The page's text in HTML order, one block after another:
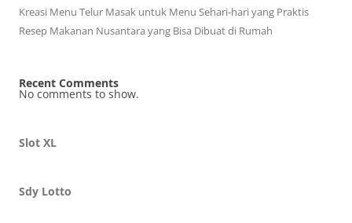
Kreasi Menu Telur Masak untuk Menu Sehari-hari yang Praktis
Resep Makanan Nusantara yang Bisa Dibuat di Rumah
Recent Comments
No comments to show.
Slot XL
Sdy Lotto